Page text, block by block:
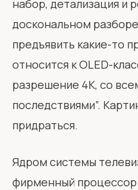
набор, детализация и
доскональном
предъявить какие-то
относится к OLED-
разрешение 4K, со
последствиями”.
придраться.
Ядром системы
фирменный